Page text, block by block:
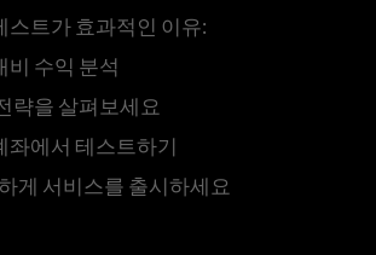
스트가 효과적인 이유:
비 수익 분석
략을 살펴보세요
좌에서 테스트하기
게 서비스를 출시하세요